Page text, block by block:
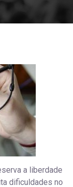
a liberdade
dificuldades no